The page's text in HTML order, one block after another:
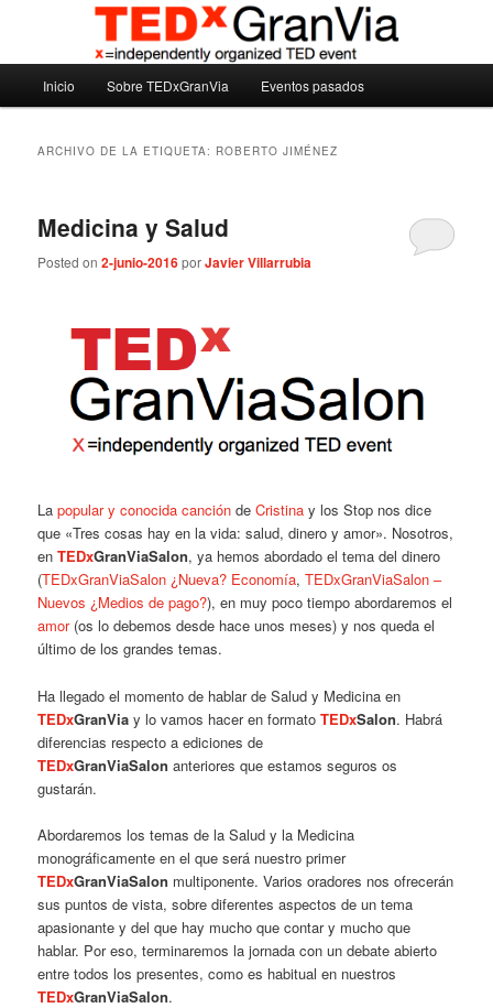
principal
secundarioTEDxGranVia
Madrid – España – Spain
Inicio Sobre TEDxGranVia Eventos pasados
ARCHIVO DE LA ETIQUETA: ROBERTO JIMÉNEZ
Medicina y Salud
Posted on2-junio-2016porJavier Villarrubia
Lapopular y conocida canción deCristina y los Stop nos dice
que «Tres cosas hay en la vida: salud, dinero y amor». Nosotros,
enTEDxGranViaSalon, ya hemos abordado el tema del dinero
(TEDxGranViaSalon ¿Nueva? Economía,TEDxGranViaSalon –
Nuevos ¿Medios de pago?), en muy poco tiempo abordaremos el
amor(os lo debemos desde hace unos meses) y nos queda el
último de los grandes temas.
Ha llegado el momento de hablar de Salud y Medicina en
TEDxGranVia y lo vamos hacer en formatoTEDxSalon. Habrá
diferencias respecto a ediciones de
TEDxGranViaSalon anteriores que estamos seguros os
gustarán.
Abordaremos los temas de la Salud y la Medicina
monográficamente en el que será nuestro primer
TEDxGranViaSalon multiponente. Varios oradores nos ofrecerán
sus puntos de vista, sobre diferentes aspectos de un tema
apasionante y del que hay mucho que contar y mucho que
hablar. Por eso, terminaremos la jornada con un debate abierto
entre todos los presentes, como es habitual en nuestros
TEDxGranViaSalon.